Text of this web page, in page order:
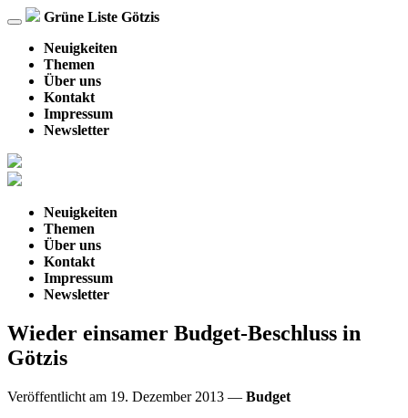
Navigation
ein-/ausblenden
Grüne Liste Götzis
Neuigkeiten
Themen
Über uns
Kontakt
Impressum
Newsletter
Neuigkeiten
Themen
Über uns
Kontakt
Impressum
Newsletter
Wieder einsamer Budget-Beschluss in
Götzis
Veröffentlicht am 19. Dezember 2013 — Budget